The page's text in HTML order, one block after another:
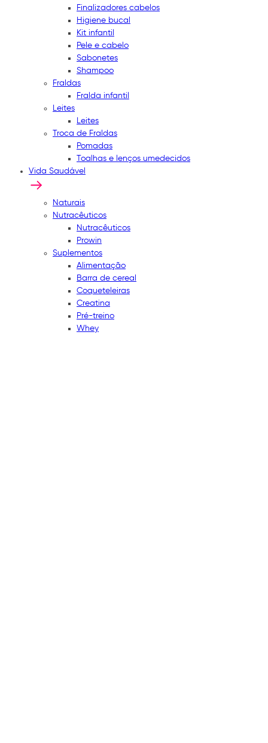
Finalizadores cabelos
Higiene bucal
Kit infantil
Pele e cabelo
Sabonetes
Shampoo
Fraldas
Fralda infantil
Leites
Leites
Troca de Fraldas
Pomadas
Toalhas e lenços umedecidos
Vida Saudável
Naturais
Nutracêuticos
Nutracêuticos
Prowin
Suplementos
Alimentação
Barra de cereal
Coqueteleiras
Creatina
Pré-treino
Whey